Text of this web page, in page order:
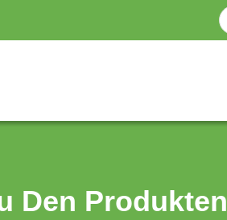
Den Produkten